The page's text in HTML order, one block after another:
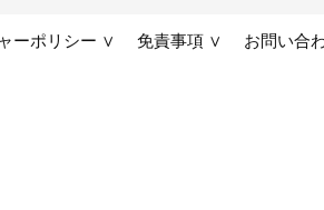
ーポリシー ∨ 免責事項 ∨ お問い合